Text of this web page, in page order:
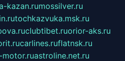
kazan.rumossilver.ru
tochkazvuka.msk.ru
clubtibet.ruorior-aks.ru
carlines.ruflatnsk.ru
motor.ruastroline.net.ru